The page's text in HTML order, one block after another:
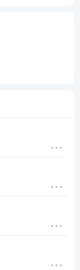
本科毕业
师考试，工
年限需从
止到2026年
半。由于毕
具有工学、